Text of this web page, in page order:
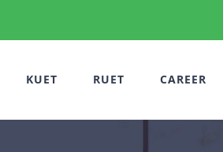
KUET RUET CAREER